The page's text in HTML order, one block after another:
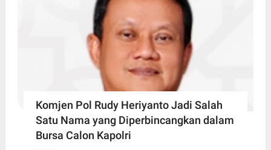
Komjen Pol Rudy Heriyanto Jadi Salah
Satu Nama yang Diperbincangkan dalam
Bursa Calon Kapolri